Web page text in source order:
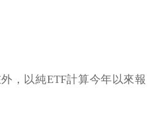
，以純ETF計算今年以來報